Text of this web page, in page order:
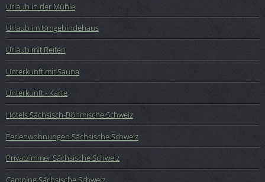
Urlaub in der Mühle
Urlaub im Umgebindehaus
Urlaub mit Reiten
Unterkunft mit Sauna
Unterkunft - Karte
Hotels Sächsisch-Böhmische Schweiz
Ferienwohnungen Sächsische Schweiz
Privatzimmer Sächsische Schweiz
Camping Sächsische Schweiz